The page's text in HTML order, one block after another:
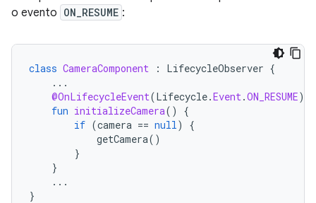
o evento ON_RESUME :
class CameraComponent : LifecycleObserver {
...
@OnLifecycleEvent(Lifecycle.Event .ON_RESUME)
fun initializeCamera()
{
if (camera == null )
{
getCamera()
}
}
...
}